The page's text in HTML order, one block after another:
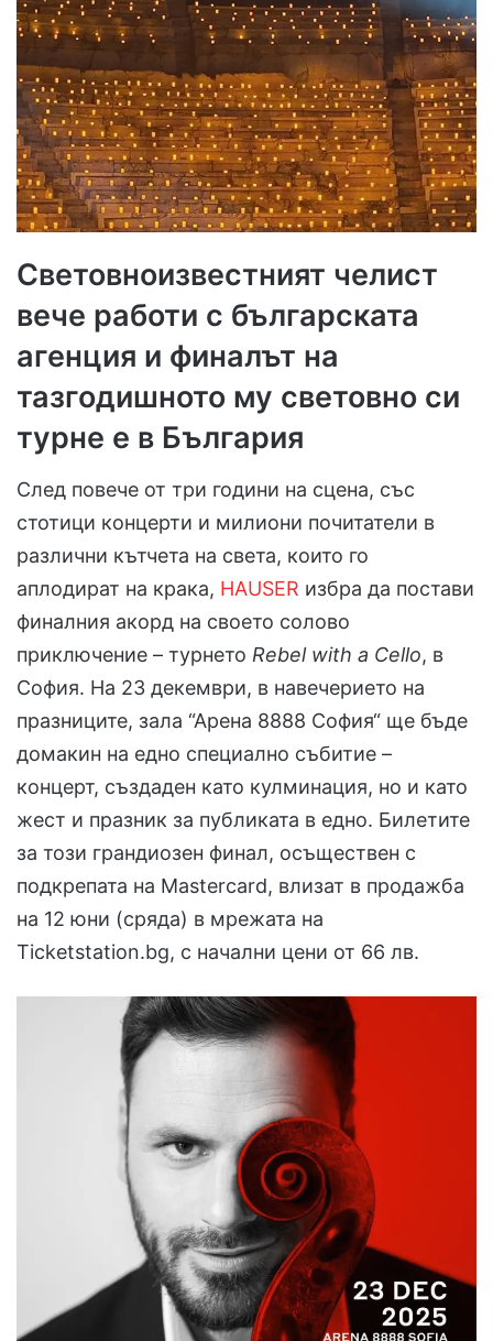
Световноизвестният челист
вече работи с българската
агенция и финалът на
тазгодишното му световно си
турне е в България
След повече от три години на сцена, със
стотици концерти и милиони почитатели в
различни кътчета на света, които го
аплодират на крака, HAUSER избра да постави
финалния акорд на своето солово
приключение – турнето Rebel with a Cello, в
София. На 23 декември, в навечерието на
празниците, зала “Арена 8888 София“ ще бъде
домакин на едно специално събитие –
концерт, създаден като кулминация, но и като
жест и празник за публиката в едно. Билетите
за този грандиозен финал, осъществен с
подкрепата на Mastercard, влизат в продажба
на 12 юни (сряда) в мрежата на
Ticketstation.bg, с начални цени от 66 лв.